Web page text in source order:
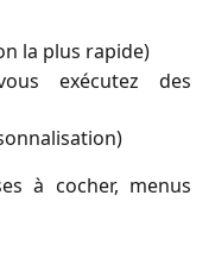
la plus rapide)
exécutez des
à cocher, menus